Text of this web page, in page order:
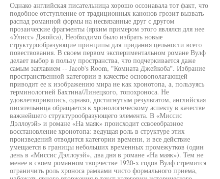
Однако английская писательница хорошо осознавала тот факт, что
подобное отступление от традиционных канонов грозит вызвать
распад романной формы на несвязанные друг с другом
прозаические фрагменты (ярким примером этого являлся для нее
«Улисс» Джойса), Необходимо было избрать новые
структурообразующие принципы для придания цельности всего
повествования. В своем первом экспериментальном романе Вулф
делает выбор в пользу пространства, что подчеркивается даже
самым заглавием -- Jacob's Room, "Комната Джейкоба". Избрание
пространственной категории в качестве основополагающей
приводит ее к изображению мира не как хронотопа, а, пользуясь
терминологией Бахтина/Линецкого, топохроноса. Не
удовлетворившись, однако, достигнутым результатом, английская
писательница обращается к хронологическому аспекту в качестве
важнейшего структурообразующего элемента. В «Миссис
Дэллоуэй» и романе «На маяк» происходит ссвоеобразное
восстановление хронотопа: ведущая роль в структуре этих
произведений отводится категории времени, и все действие
умещается в границы небольших временных промежутков (один
день в «Миссис Дэллоуэй», два дня в романе «На маяк»). Тем не
менее в своем романном творчестве 1920-х годов Вулф стремится
ограничить роль хроноса рамками чисто формального приема,